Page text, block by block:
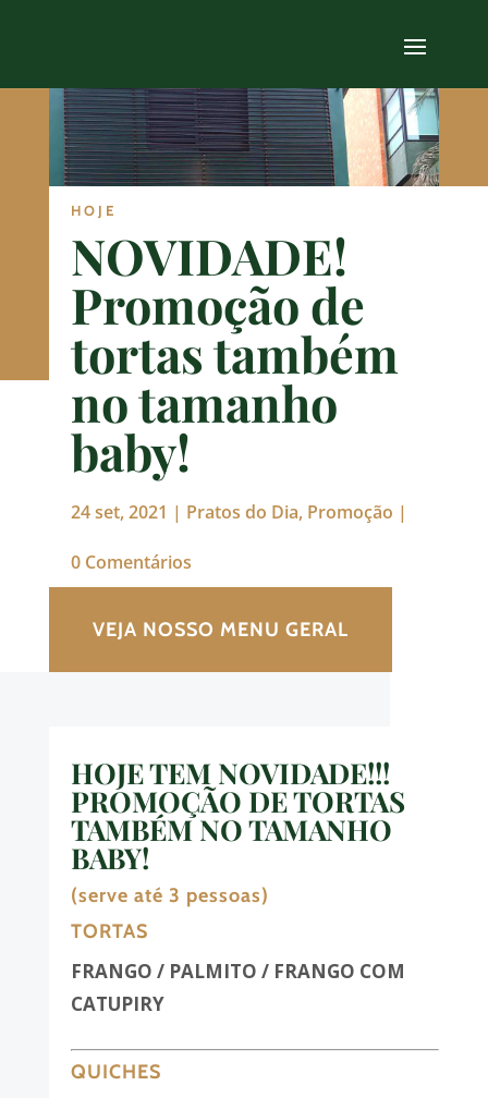
HOJE
NOVIDADE!
Promoção de
tortas também
no tamanho
baby!
24 set, 2021 | Pratos do Dia, Promoção |
0 Comentários
VEJA NOSSO MENU GERAL
HOJE TEM NOVIDADE!!!
PROMOÇÃO DE TORTAS
TAMBÉM NO TAMANHO
BABY!
(serve até 3 pessoas)
TORTAS
FRANGO / PALMITO / FRANGO COM
CATUPIRY
QUICHES